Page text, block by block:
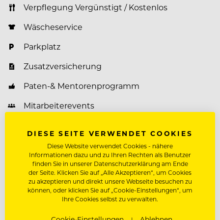
Verpflegung Vergünstigt / Kostenlos
Wäscheservice
Parkplatz
Zusatzversicherung
Paten-& Mentorenprogramm
Mitarbeiterevents
Weiterbildungsprogramm
Über G'Schlössl Murtal
DIESE SEITE VERWENDET COOKIES
Diese Website verwendet Cookies - nähere
Informationen dazu und zu Ihren Rechten als Benutzer
finden Sie in unserer Datenschutzerklärung am Ende
der Seite. Klicken Sie auf „Alle Akzeptieren“, um Cookies
zu akzeptieren und direkt unsere Webseite besuchen zu
können, oder klicken Sie auf „Cookie-Einstellungen“, um
Ihre Cookies selbst zu verwalten.